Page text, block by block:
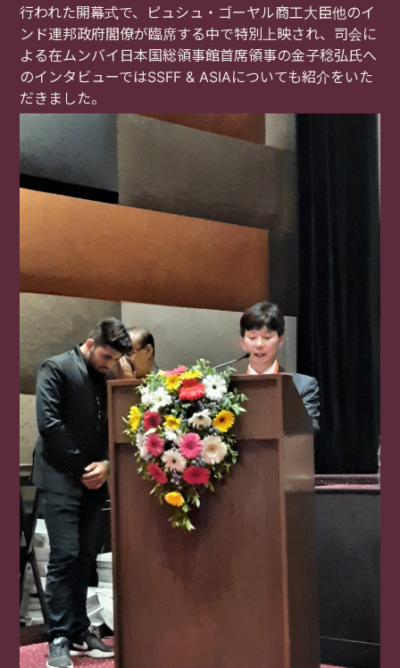
行われた開幕式で、ピュシュ・ゴーヤル商工大臣他のイ
ンド連邦政府閣僚が臨席する中で特別上映され、司会に
よる在ムンバイ日本国総領事館首席領事の金子稔弘氏へ
のインタビューではSSFF & ASIAについても紹介をいた
だきました。